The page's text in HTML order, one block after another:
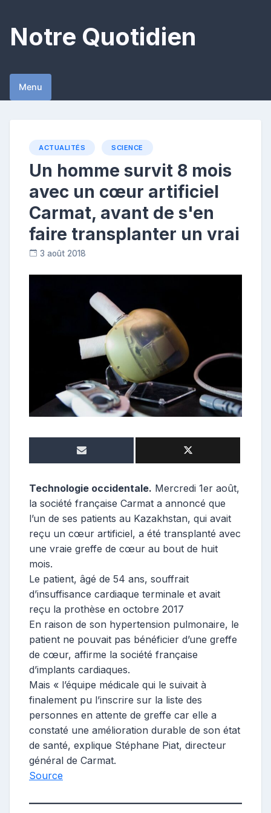
content
Notre Quotidien
Menu
ACTUALITÉS SCIENCE
Un homme survit 8 mois
avec un cœur artificiel
Carmat, avant de s'en
faire transplanter un vrai
3 août 2018
n
b
u
e
u
r
Technologie occidentale. Mercredi 1er août,
la société française Carmat a annoncé que
l’un de ses patients au Kazakhstan, qui avait
reçu un cœur artificiel, a été transplanté avec
une vraie greffe de cœur au bout de huit
mois.
Le patient, âgé de 54 ans, souffrait
d’insuffisance cardiaque terminale et avait
reçu la prothèse en octobre 2017
En raison de son hypertension pulmonaire, le
patient ne pouvait pas bénéficier d’une greffe
de cœur, affirme la société française
d’implants cardiaques.
Mais « l’équipe médicale qui le suivait à
finalement pu l’inscrire sur la liste des
personnes en attente de greffe car elle a
constaté une amélioration durable de son état
de santé, explique Stéphane Piat, directeur
général de Carmat.
Source